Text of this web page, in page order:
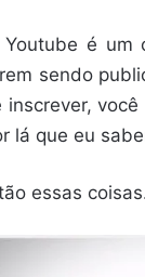
é
sendo
lá que eu
essas